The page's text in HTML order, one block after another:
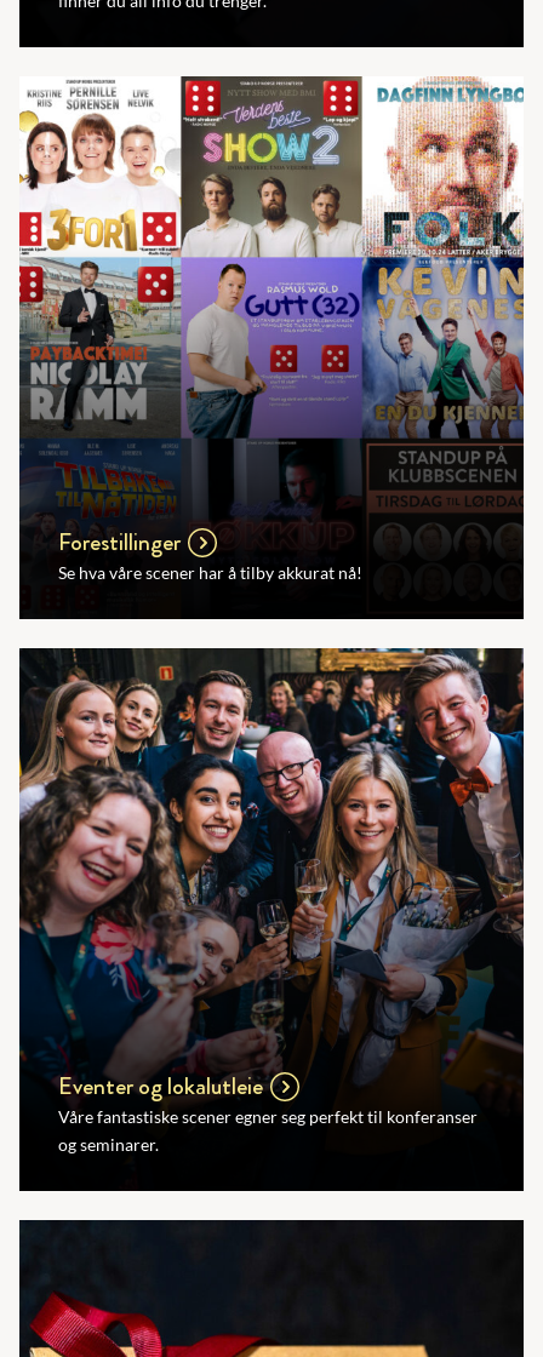
Forestillinger
Se hva våre scener har å tilby akkurat nå!
Eventer og lokalutleie
Våre fantastiske scener egner seg perfekt til konferanser
og seminarer.